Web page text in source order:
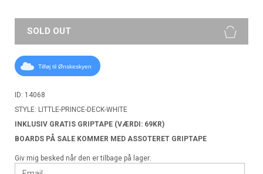
SOLD OUT
Tilføj til Ønskeskyen
ID: 14068
STYLE: LITTLE-PRINCE-DECK-WHITE
INKLUSIV GRATIS GRIPTAPE (VÆRDI: 69KR)
BOARDS PÅ SALE KOMMER MED ASSOTERET GRIPTAPE
Giv mig besked når den er tilbage på lager: